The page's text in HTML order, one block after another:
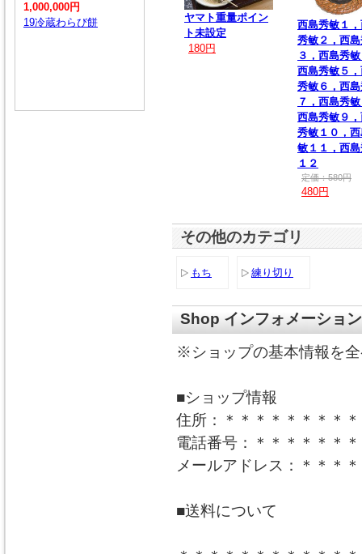
ヤマト重量ポイン
ト未設定
180円
西島秀敏１
秀敏２，西
３，西島秀
西島秀敏５
秀敏６，西
７，西島秀
西島秀敏９
秀敏１０，
敏１１，西
１２
定価：580円
480円
その他のカテゴリ
もち 練り切り
Shop インフォメーション
※ショップの基本情報を
■ショップ情報
住所：＊＊＊＊＊＊＊＊
電話番号：＊＊＊＊＊＊
メールアドレス：＊＊＊
■送料について
1,000,000円
19冷蔵わらび餅